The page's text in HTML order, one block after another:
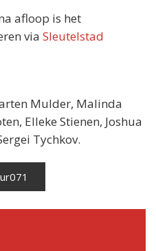
afloop is het
via Sleutelstad
Mulder, Malinda
Elleke Stienen, Joshua
Tychkov.